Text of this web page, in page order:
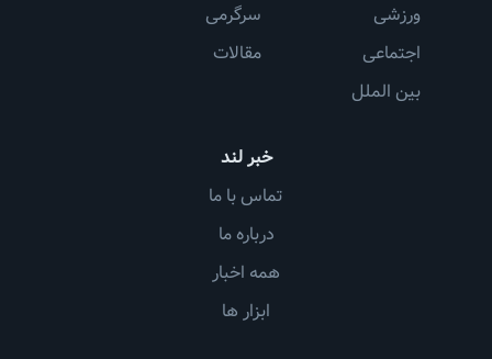
خبر لند
تماس با ما
درباره ما
همه اخبار
ابزار ها
ورزشی
اجتماعی
بین الملل
سرگرمی
مقالات